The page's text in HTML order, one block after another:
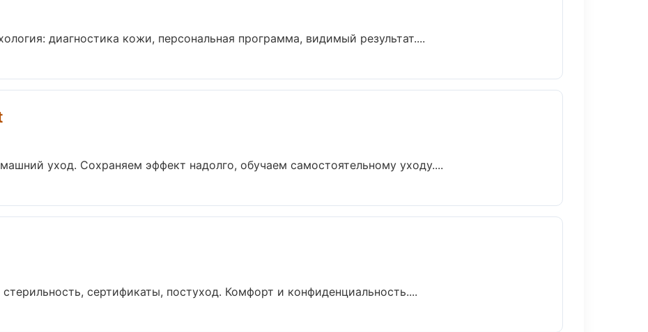
диагностика кожи, персональная программа, видимый результат....
уход. Сохраняем эффект надолго, обучаем самостоятельному уходу....
сертификаты, постуход. Комфорт и конфиденциальность....